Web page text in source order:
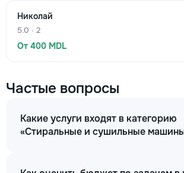
Николай
5.0 · 2
От 400 MDL
Частые вопросы
Какие услуги входят в категорию
«Стиральные и сушильные